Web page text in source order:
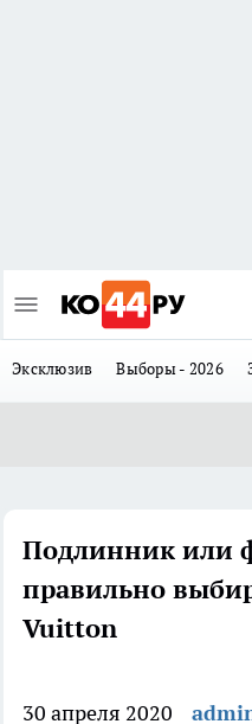
Эксклюзив Выборы - 2026
Подлинник или
правильно
Vuitton
30 апреля 2020